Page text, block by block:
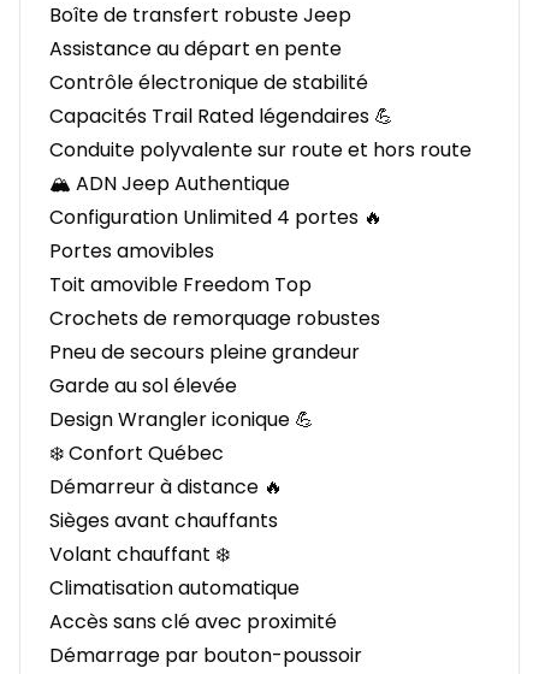
Boîte de transfert robuste Jeep
Assistance au départ en pente
Contrôle électronique de stabilité
Capacités Trail Rated légendaires 💪
Conduite polyvalente sur route et hors route
🏔️ ADN Jeep Authentique
Configuration Unlimited 4 portes 🔥
Portes amovibles
Toit amovible Freedom Top
Crochets de remorquage robustes
Pneu de secours pleine grandeur
Garde au sol élevée
Design Wrangler iconique 💪
❄️ Confort Québec
Démarreur à distance 🔥
Sièges avant chauffants
Volant chauffant ❄️
Climatisation automatique
Accès sans clé avec proximité
Démarrage par bouton-poussoir